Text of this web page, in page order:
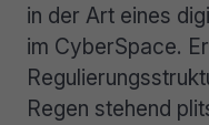
in der Art eines
im CyberSpace.
Regen stehend